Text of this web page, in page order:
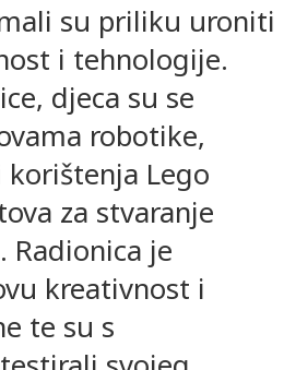
su priliku uroniti
i tehnologije.
djeca su se
robotike,
Lego
za stvaranje
je
kreativnost i
te su s